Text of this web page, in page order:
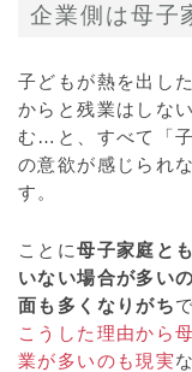
企業側は母子
子どもが熱を出し
からと残業はしな
む…と、すべて「
の意欲が感じられ
す。
ことに母子家庭と
いない場合が多い
面も多くなりがち
こうした理由から
業が多いのも現実